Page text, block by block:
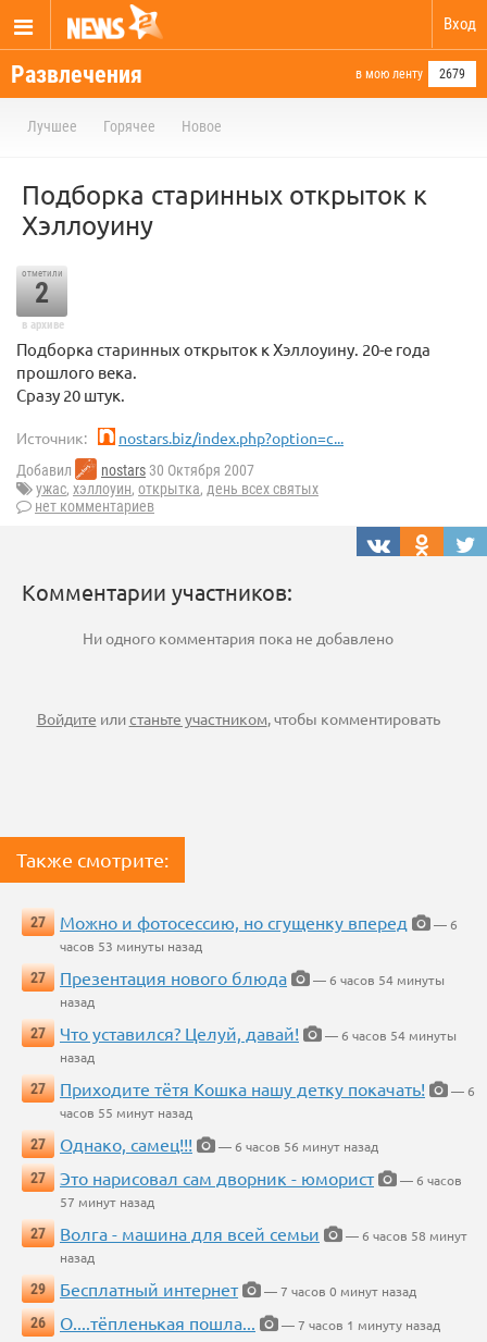
Вход
Развлечения в мою ленту 2679
Лучшее Горячее Новое
Подборка старинных открыток к
Хэллоуину
отметили
2
в архиве
Подборка старинных открыток к Хэллоуину. 20-е года
прошлого века.
Сразу 20 штук.
Источник: nostars.biz/index.php?option=c...
Добавил nostars 30 Октября 2007
ужас, хэллоуин, открытка, день всех святых
нет комментариев
Комментарии участников:
Ни одного комментария пока не добавлено
Войдите илистаньте участником, чтобы комментировать
Также смотрите:
27 Можно и фотосессию, но сгущенку вперед
— 6
часов 53 минуты назад
27
Презентация нового блюда
— 6 часов 54 минуты
назад
27
Что уставился? Целуй, давай!
— 6 часов 54 минуты
назад
27
Приходите тётя Кошка нашу детку покачать!
— 6
часов 55 минут назад
27
Однако, самец!!!
— 6 часов 56 минут назад
27
Это нарисовал сам дворник - юморист
— 6 часов
57 минут назад
27
Волга - машина для всей семьи
— 6 часов 58 минут
назад
29
Бесплатный интернет
— 7 часов 0 минут назад
26
О....тёпленькая пошла...
— 7 часов 1 минуту назад